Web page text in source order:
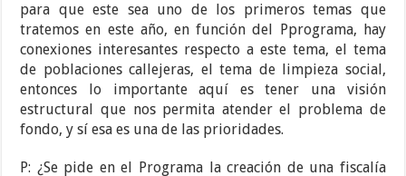
para que este sea uno de los primeros temas que
tratemos en este año, en función del Pprograma, hay
conexiones interesantes respecto a este tema, el tema
de poblaciones callejeras, el tema de limpieza social,
entonces lo importante aquí es tener una visión
estructural que nos permita atender el problema de
fondo, y sí esa es una de las prioridades.
P: ¿Se pide en el Programa la creación de una fiscalía